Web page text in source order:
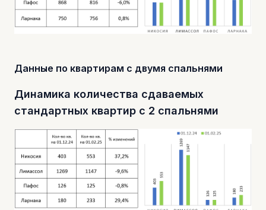
Данные по квартирам с двумя спальнями
Динамика количества сдаваемых
стандартных квартир с 2 спальнями